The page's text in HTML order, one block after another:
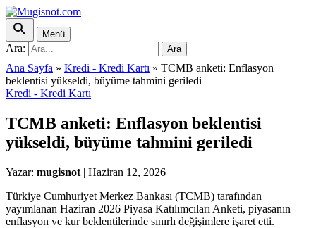
Menü
Ara: Ara
Ana Sayfa » Kredi - Kredi Kartı » TCMB anketi: Enflasyon
beklentisi yükseldi, büyüme tahmini geriledi
Kredi - Kredi Kartı
TCMB anketi: Enflasyon beklentisi
yükseldi, büyüme tahmini geriledi
Yazar: mugisnot | Haziran 12, 2026
Türkiye Cumhuriyet Merkez Bankası (TCMB) tarafından
yayımlanan Haziran 2026 Piyasa Katılımcıları Anketi, piyasanın
enflasyon ve kur beklentilerinde sınırlı değişimlere işaret etti.